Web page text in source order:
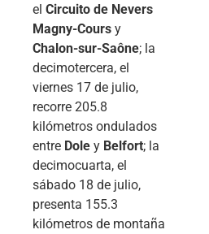
el Circuito de Nevers
Magny-Cours y
Chalon-sur-Saône; la
decimotercera, el
viernes 17 de julio,
recorre 205.8
kilómetros ondulados
entre Dole y Belfort; la
decimocuarta, el
sábado 18 de julio,
presenta 155.3
kilómetros de montaña